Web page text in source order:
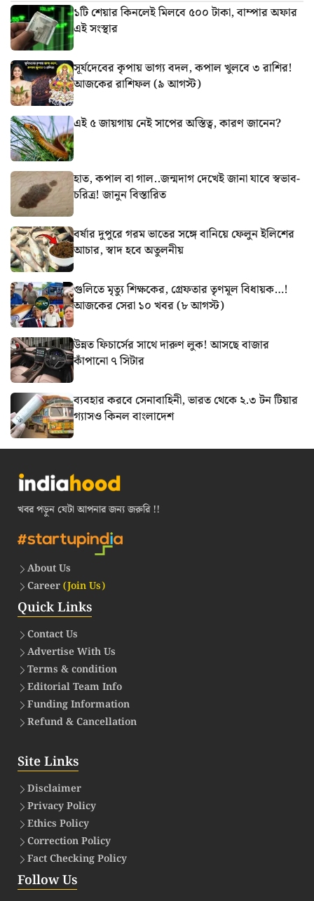
১টি শেয়ার কিনলেই মিলবে ৫০০ টাকা, বাম্পার অফার
এই সংস্থার
সূর্যদেবের কৃপায় ভাগ্য বদল, কপাল খুলবে ৩ রাশির!
আজকের রাশিফল (৯ আগস্ট)
এই ৫ জায়গায় নেই সাপের অস্তিত্ব, কারণ জানেন?
হাত, কপাল বা গাল..জন্মদাগ দেখেই জানা যাবে স্বভাব-
চরিত্র! জানুন বিস্তারিত
বর্ষার দুপুরে গরম ভাতের সঙ্গে বানিয়ে ফেলুন ইলিশের
আচার, স্বাদ হবে অতুলনীয়
গুলিতে মৃত্যু শিক্ষকের, গ্রেফতার তৃণমূল বিধায়ক…!
আজকের সেরা ১০ খবর (৮ আগস্ট)
উন্নত ফিচার্সের সাথে দারুণ লুক! আসছে বাজার
কাঁপানো ৭ সিটার
ব্যবহার করবে সেনাবাহিনী, ভারত থেকে ২.৩ টন টিয়ার
গ্যাসও কিনল বাংলাদেশ
খবর পড়ুন যেটা আপনার জন্য জরুরি !!
About Us
Career(Join Us)
Quick Links
Contact Us
Advertise With Us
Terms & condition
Editorial Team Info
Funding Information
Refund & Cancellation
Site Links
Disclaimer
Privacy Policy
Ethics Policy
Correction Policy
Fact Checking Policy
Follow Us